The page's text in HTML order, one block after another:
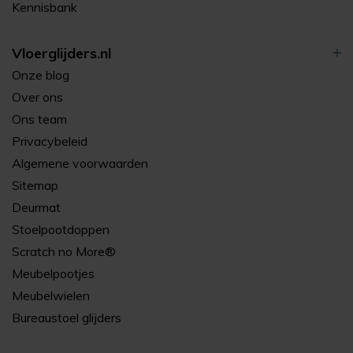
Kennisbank
Vloerglijders.nl
Onze blog
Over ons
Ons team
Privacybeleid
Algemene voorwaarden
Sitemap
Deurmat
Stoelpootdoppen
Scratch no More®
Meubelpootjes
Meubelwielen
Bureaustoel glijders